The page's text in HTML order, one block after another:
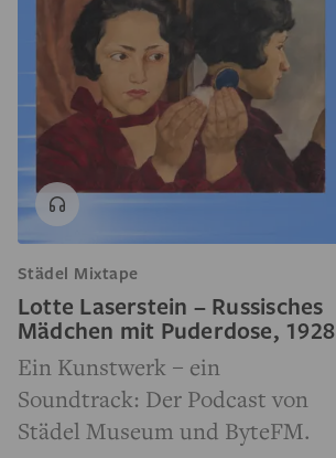
Städel Mixtape
Lotte Laserstein – Russisches
Mädchen mit Puderdose, 1928
Ein Kunstwerk – ein
Soundtrack: Der Podcast von
Städel Museum und ByteFM.